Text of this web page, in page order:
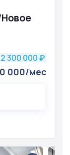
2 300 000 ₽
000/мес